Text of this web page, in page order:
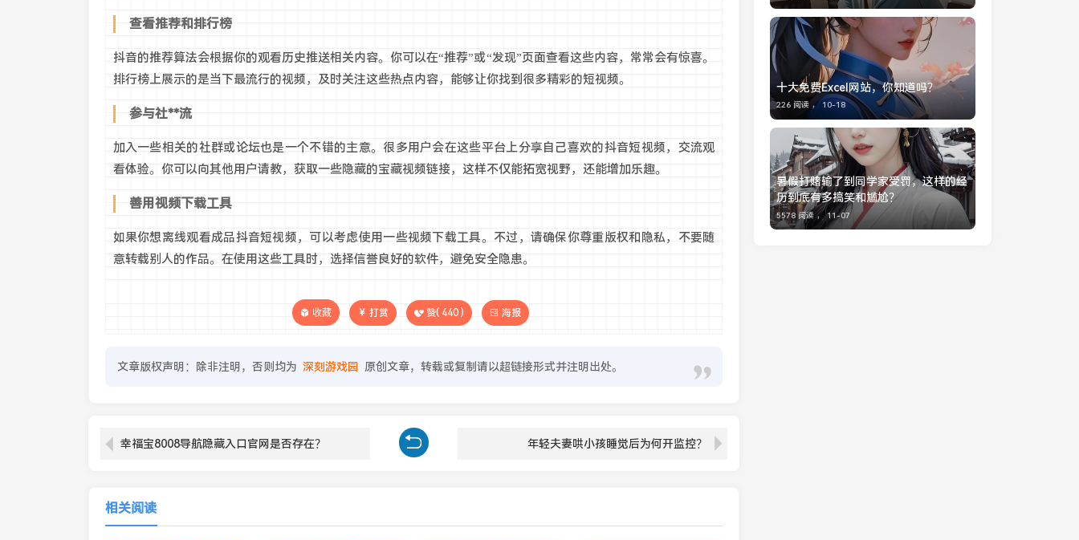
查看推荐和排行榜
抖音的推荐算法会根据你的观看历史推送相关内容。你可以在“推荐”或“发现”页面查看这些内容，常常会有惊喜。
排行榜上展示的是当下最流行的视频，及时关注这些热点内容，能够让你找到很多精彩的短视频。
参与社**流
加入一些相关的社群或论坛也是一个不错的主意。很多用户会在这些平台上分享自己喜欢的抖音短视频，交流观
看体验。你可以向其他用户请教，获取一些隐藏的宝藏视频链接，这样不仅能拓宽视野，还能增加乐趣。
善用视频下载工具
如果你想离线观看成品抖音短视频，可以考虑使用一些视频下载工具。不过，请确保你尊重版权和隐私，不要随
意转载别人的作品。在使用这些工具时，选择信誉良好的软件，避免安全隐患。
收藏 打赏 赞( 440 ) 海报
文章版权声明：除非注明，否则均为 深刻游戏园 原创文章，转载或复制请以超链接形式并注明出处。
幸福宝8008导航隐藏入口官网是否存在？ 年轻夫妻哄小孩睡觉后为何开监控？
相关阅读
十大免费Excel网站，你知道吗？
226 阅读 ， 10-18
暑假打赌输了到同学家受罚，这样的经
历到底有多搞笑和尴尬？
5578 阅读 ， 11-07